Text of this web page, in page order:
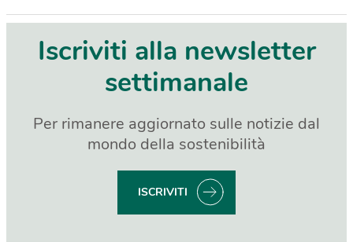
Iscriviti alla newsletter
settimanale
Per rimanere aggiornato sulle notizie dal
mondo della sostenibilità
ISCRIVITI